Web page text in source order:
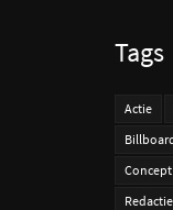
Tags
Actie
Concept
Redactie